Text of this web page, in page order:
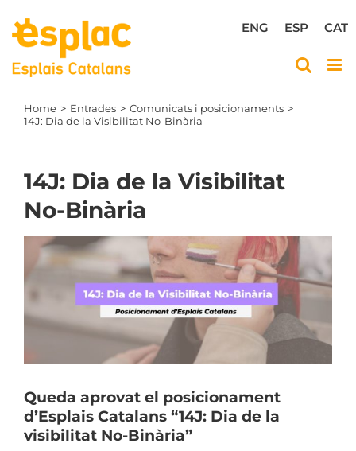
content
CAT
ESP
ENG
Home Entrades
Comunicats i posicionaments
14J: Dia de la Visibilitat No-Binària
14J: Dia de la Visibilitat
No-Binària
View
Larger
Image
Queda aprovat el posicionament
d’Esplais Catalans “14J: Dia de la
visibilitat No-Binària”